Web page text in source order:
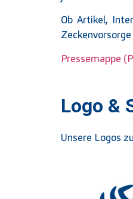
Ob Artikel,
Pressemappe
Logo &
Unsere Logos